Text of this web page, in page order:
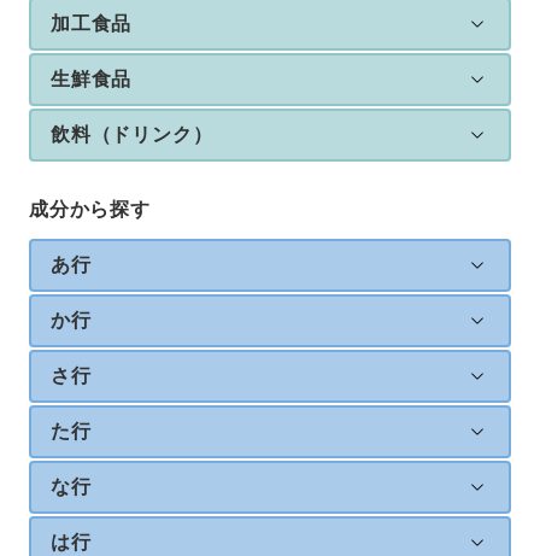
加工食品
生鮮食品
飲料（ドリンク）
成分から探す
あ行
か行
さ行
た行
な行
は行